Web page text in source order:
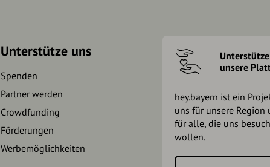
Unterstütze uns
Spenden
Partner werden
Crowdfunding
Förderungen
Werbemöglichkeiten
Unterstütze
unsere
hey.bayern ist ein
uns für unsere Region
für alle, die uns
wollen.